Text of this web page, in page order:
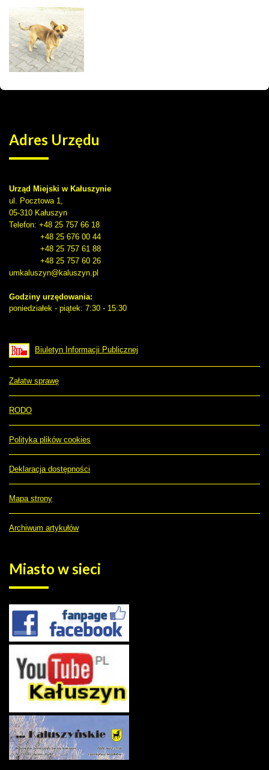
Adres Urzędu
Urząd Miejski w Kałuszynie
ul. Pocztowa 1,
05-310 Kałuszyn
Telefon: +48 25 757 66 18
+48 25 676 00 44
+48 25 757 61 88
+48 25 757 60 26
umkaluszyn@kaluszyn.pl
Godziny urzędowania:
poniedziałek - piątek: 7:30 - 15:30
Biuletyn Informacji Publicznej
Załatw sprawę
RODO
Polityka plików cookies
Deklaracja dostępności
Mapa strony
Archiwum artykułów
Miasto w sieci